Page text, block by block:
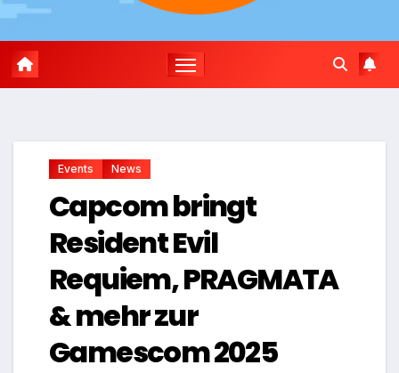
Events News
Capcom bringt
Resident Evil
Requiem, PRAGMATA
& mehr zur
Gamescom 2025